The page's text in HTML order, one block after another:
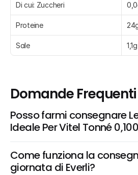
Di cui: Zuccheri
Proteine
Sale 1,1g
Domande Frequenti
Posso farmi consegnare
Ideale Per Vitel Tonné
Come funziona la
giornata di Everli?